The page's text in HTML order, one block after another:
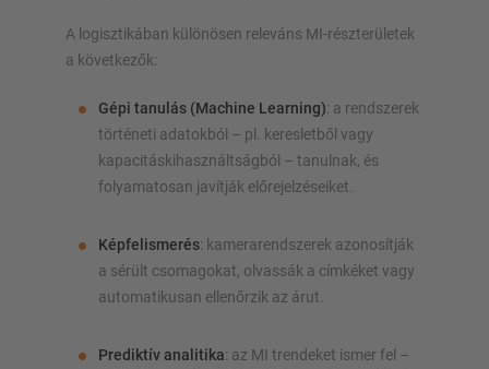
A logisztikában különösen releváns MI-részterületek
a következők:
Gépi tanulás (Machine Learning): a rendszerek
történeti adatokból – pl. keresletből vagy
kapacitáskihasználtságból – tanulnak, és
folyamatosan javítják előrejelzéseiket.
Képfelismerés: kamerarendszerek azonosítják
a sérült csomagokat, olvassák a címkéket vagy
automatikusan ellenőrzik az árut.
Prediktív analitika: az MI trendeket ismer fel –